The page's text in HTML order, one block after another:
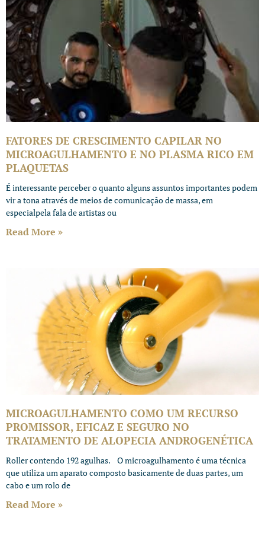
FATORES DE CRESCIMENTO CAPILAR NO
MICROAGULHAMENTO E NO PLASMA RICO EM
PLAQUETAS
É interessante perceber o quanto alguns assuntos importantes podem
vir a tona através de meios de comunicação de massa, em
especialpela fala de artistas ou
Read More »
MICROAGULHAMENTO COMO UM RECURSO
PROMISSOR, EFICAZ E SEGURO NO
TRATAMENTO DE ALOPECIA ANDROGENÉTICA
Roller contendo 192 agulhas. O microagulhamento é uma técnica
que utiliza um aparato composto basicamente de duas partes, um
cabo e um rolo de
Read More »